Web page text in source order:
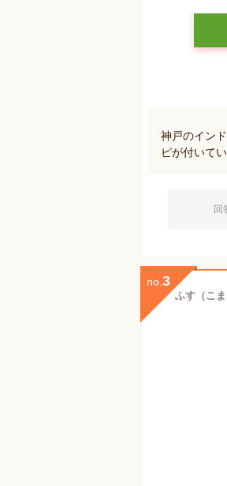
神戸のイン
ピが付いて
回
no. 3